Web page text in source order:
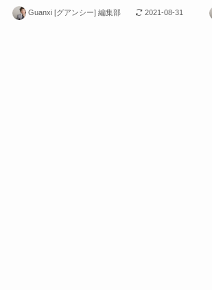
Guanxi [グアンシー] 編集部 2021-08-31